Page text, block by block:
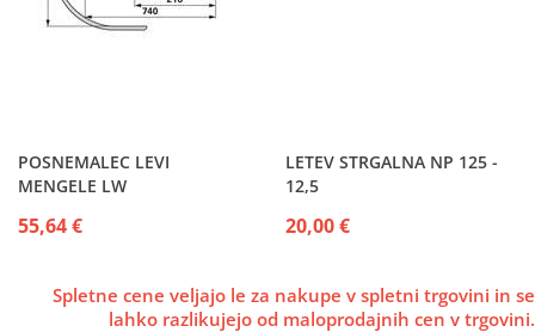
POSNEMALEC LEVI
MENGELE LW
55,64 €
LETEV STRGALNA NP 125 -
12,5
20,00 €
Spletne cene veljajo le za nakupe v spletni trgovini in se
lahko razlikujejo od maloprodajnih cen v trgovini.